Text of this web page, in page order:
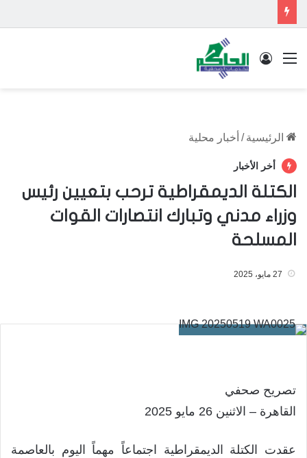
القائمة تسجيل الدخول
الرئيسية / أخبار محلية
أخر الأخبار
الكتلة الديمقراطية ترحب بتعيين رئيس
وزراء مدني وتبارك انتصارات القوات
المسلحة
27 مايو، 2025
تصريح صحفي
القاهرة – الاثنين 26 مايو 2025
عقدت الكتلة الديمقراطية اجتماعاً مهماً اليوم بالعاصمة